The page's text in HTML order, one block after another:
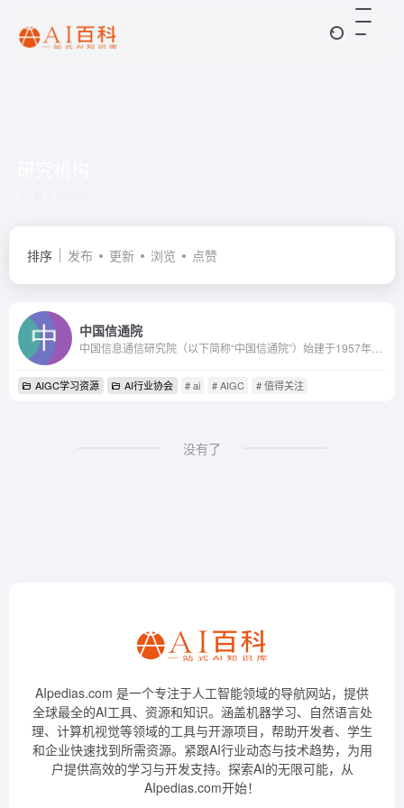
排序 发布 更新 浏览 点赞
中国信通院
AIGC学习资源 AI行业协会 # ai # AIGC # 值得关注
没有了
AIpedias.com 是一个专注于人工智能领域的导航网站，提供
全球最全的AI工具、资源和知识。涵盖机器学习、自然语言处
理、计算机视觉等领域的工具与开源项目，帮助开发者、学生
和企业快速找到所需资源。紧跟AI行业动态与技术趋势，为用
户提供高效的学习与开发支持。探索AI的无限可能，从
AIpedias.com开始！